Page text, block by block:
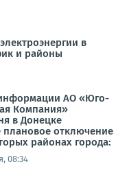
в
и районы
АО «Юго-
Компания»
в Донецке
плановое отключение
районах города:
08:34